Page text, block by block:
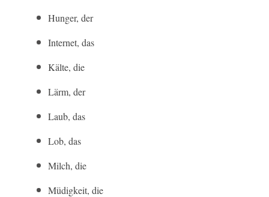
Hunger, der
Internet, das
Kälte, die
Lärm, der
Laub, das
Lob, das
Milch, die
Müdigkeit, die